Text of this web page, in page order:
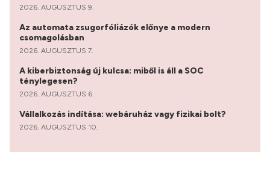
2026. AUGUSZTUS 9.
Az automata zsugorfóliázók előnye a modern
csomagolásban
2026. AUGUSZTUS 7.
A kiberbiztonság új kulcsa: miből is áll a SOC
ténylegesen?
2026. AUGUSZTUS 6.
Vállalkozás indítása: webáruház vagy fizikai bolt?
2026. AUGUSZTUS 10.